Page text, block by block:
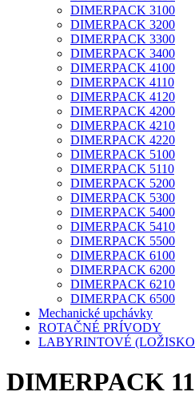
DIMERPACK 3100
DIMERPACK 3200
DIMERPACK 3300
DIMERPACK 3400
DIMERPACK 4100
DIMERPACK 4110
DIMERPACK 4120
DIMERPACK 4200
DIMERPACK 4210
DIMERPACK 4220
DIMERPACK 5100
DIMERPACK 5110
DIMERPACK 5200
DIMERPACK 5300
DIMERPACK 5400
DIMERPACK 5410
DIMERPACK 5500
DIMERPACK 6100
DIMERPACK 6200
DIMERPACK 6210
DIMERPACK 6500
Mechanické upchávky
ROTAČNÉ PRÍVODY
LABYRINTOVÉ
DIMERPACK